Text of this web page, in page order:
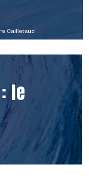
Cailletaud
le